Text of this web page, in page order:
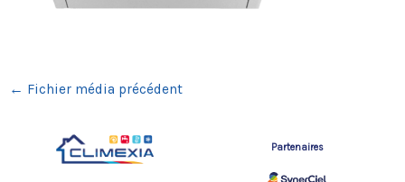
← Fichier média précédent
Partenaires